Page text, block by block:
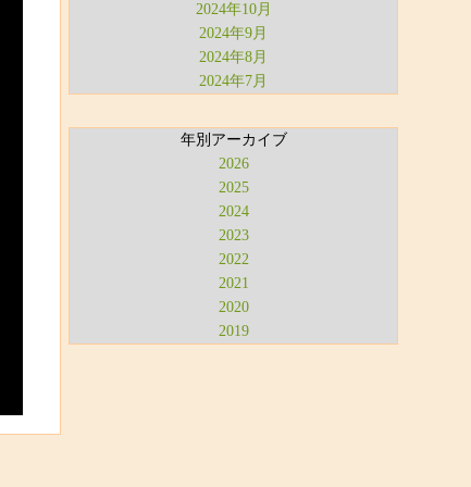
2024年10月
2024年9月
2024年8月
2024年7月
年別アーカイブ
2026
2025
2024
2023
2022
2021
2020
2019